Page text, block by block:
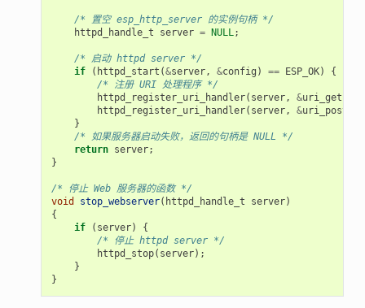
/* 置空 esp_http_server 的实例句柄 */
httpd_handle_t
server = NULL;
/* 启动 httpd server */
if
( httpd_start (&server, &config ) == ESP_OK)
{
/* 注册 URI 处理程序 */
httpd_register_uri_handler( server, &uri_get
httpd_register_uri_handler( server, &uri_post
}
/* 如果服务器启动失败，返回的句柄是 NULL */
return server;
}
/* 停止 Web 服务器的函数 */
void
stop_webserver( httpd_handle_t server)
{
if
( server)
{
/* 停止 httpd server */
httpd_stop( server);
}
}